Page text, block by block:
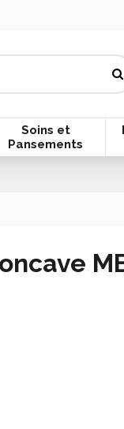
Soins et
Pansements